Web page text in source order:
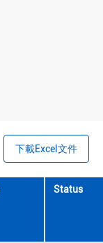
下載Excel文件
Status